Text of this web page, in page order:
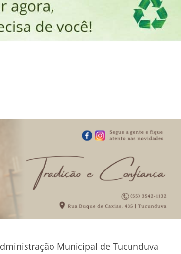
Municipal de Tucunduva